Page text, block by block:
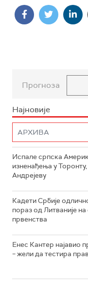
Прогноза
Најновије
Испале српска
изненађења у Торонту,
Андрејеву
Кадети Србије
пораз од Литваније
првенства
Енес Кантер најавио
– жели да тестира